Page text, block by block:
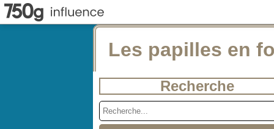
Les papilles en
Recherche